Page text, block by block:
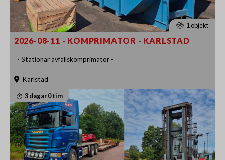
1 objekt
2026-08-11 - KOMPRIMATOR - KARLSTAD
- Stationär avfallskomprimator -
Karlstad
3 dagar 0 tim